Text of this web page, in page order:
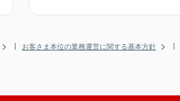
お客さま本位の業務運営に関する基本方針